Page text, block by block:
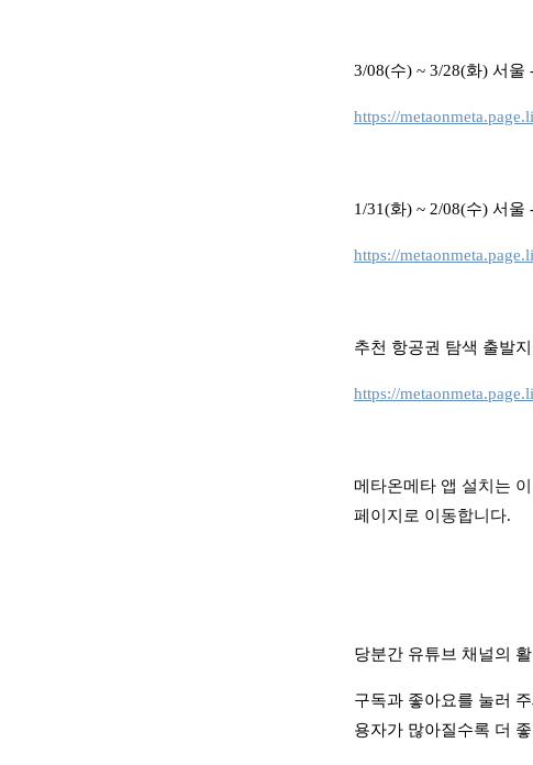
3/08(수) ~ 3/28(화) 서
https://
1/31(화) ~ 2/08(수) 서
https://
추천 항공권 탐색 출발
https://
메타온메타 앱 설치는
페이지로 이동합니다.
당분간 유튜브 채널의
구독과 좋아요를 눌러
용자가 많아질수록 더